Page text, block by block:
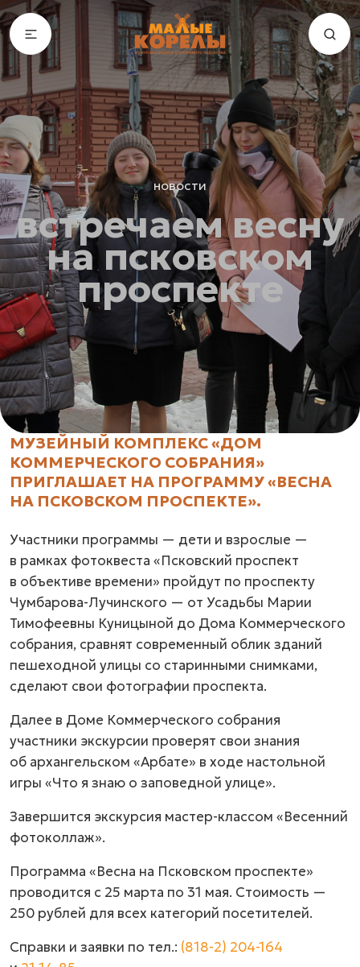
новости
встречаем весну
на псковском
проспекте
МУЗЕЙНЫЙ КОМПЛЕКС «ДОМ
КОММЕРЧЕСКОГО СОБРАНИЯ»
ПРИГЛАШАЕТ НА ПРОГРАММУ «ВЕСНА
НА ПСКОВСКОМ ПРОСПЕКТЕ».
Участники программы — дети и взрослые —
в рамках фотоквеста «Псковский проспект
в объективе времени» пройдут по проспекту
Чумбарова-Лучинского — от Усадьбы Марии
Тимофеевны Куницыной до Дома Коммерческого
собрания, сравнят современный облик зданий
пешеходной улицы со старинными снимками,
сделают свои фотографии проспекта.
Далее в Доме Коммерческого собрания
участники экскурсии проверят свои знания
об архангельском «Арбате» в ходе настольной
игры «Что я знаю о заповедной улице».
Завершится экскурсия мастер-классом «Весенний
фотоколлаж».
Программа «Весна на Псковском проспекте»
проводится с 25 марта по 31 мая. Стоимость —
250 рублей для всех категорий посетителей.
Справки и заявки по тел.: (818-2) 204-164